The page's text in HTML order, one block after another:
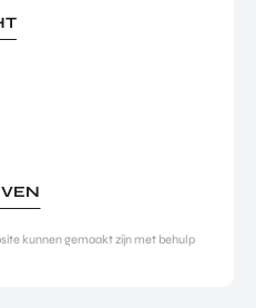
kunnen gemaakt zijn met behulp